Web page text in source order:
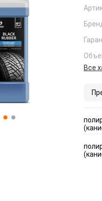
Все